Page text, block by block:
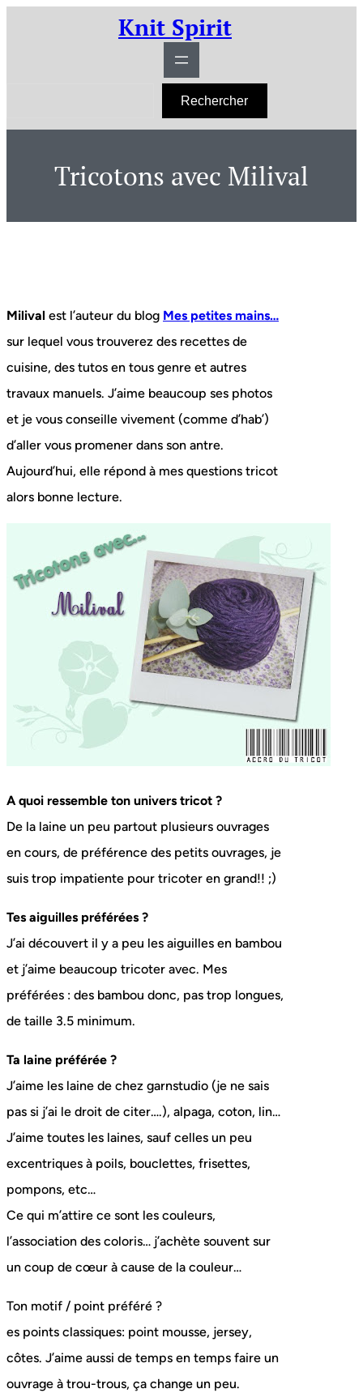
Knit Spirit
h
Rechercher
Tricotons avec Milival
Milival est l’auteur du blog Mes petites mains…
sur lequel vous trouverez des recettes de
cuisine, des tutos en tous genre et autres
travaux manuels. J’aime beaucoup ses photos
et je vous conseille vivement (comme d’hab’)
d’aller vous promener dans son antre.
Aujourd’hui, elle répond à mes questions tricot
alors bonne lecture.
A quoi ressemble ton univers tricot ?
De la laine un peu partout plusieurs ouvrages
en cours, de préférence des petits ouvrages, je
suis trop impatiente pour tricoter en grand!! ;)
Tes aiguilles préférées ?
J’ai découvert il y a peu les aiguilles en bambou
et j’aime beaucoup tricoter avec. Mes
préférées : des bambou donc, pas trop longues,
de taille 3.5 minimum.
Ta laine préférée ?
J’aime les laine de chez garnstudio (je ne sais
pas si j’ai le droit de citer….), alpaga, coton, lin…
J’aime toutes les laines, sauf celles un peu
excentriques à poils, bouclettes, frisettes,
pompons, etc…
Ce qui m’attire ce sont les couleurs,
l’association des coloris… j’achète souvent sur
un coup de cœur à cause de la couleur…
Ton motif / point préféré ?
es points classiques: point mousse, jersey,
côtes. J’aime aussi de temps en temps faire un
ouvrage à trou-trous, ça change un peu.